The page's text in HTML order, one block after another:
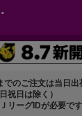
のご注文は当日出
日祝日は除く）
リーグIDが必要です